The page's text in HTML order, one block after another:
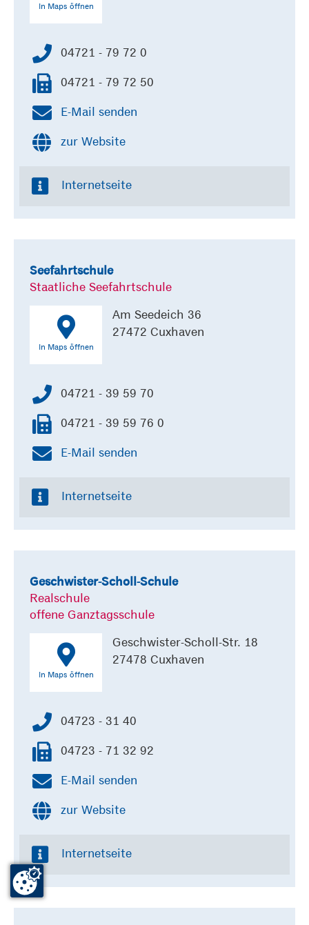
In Maps öffnen
04721 - 79 72 0
04721 - 79 72 50
E-Mail senden
zur Website
Internetseite
Seefahrtschule
Staatliche Seefahrtschule
In Maps öffnen
Am Seedeich 36
27472 Cuxhaven
04721 - 39 59 70
04721 - 39 59 76 0
E-Mail senden
Internetseite
Geschwister-Scholl-Schule
Realschule
offene Ganztagsschule
In Maps öffnen
Geschwister-Scholl-Str. 18
27478 Cuxhaven
04723 - 31 40
04723 - 71 32 92
E-Mail senden
zur Website
Internetseite